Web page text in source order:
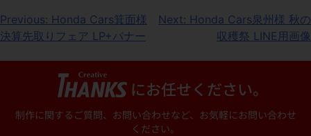
Previous: Honda Cars箕面様
決算先取りフェア LP+バナー
Next: Honda Cars泉州様 秋の
収穫祭 LINE用画像
にお任せください。
制作に関するご質問、お問い合わせなど、お気軽にお問い合わせ
ください。